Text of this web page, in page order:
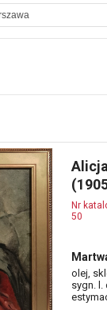
Nr
50
olej,
sygn. l.